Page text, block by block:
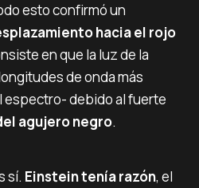
esto confirmó un
hacia el rojo
en que la luz de la
de onda más
espectro- debido al fuerte
agujero negro.
sí. Einstein tenía razón, el